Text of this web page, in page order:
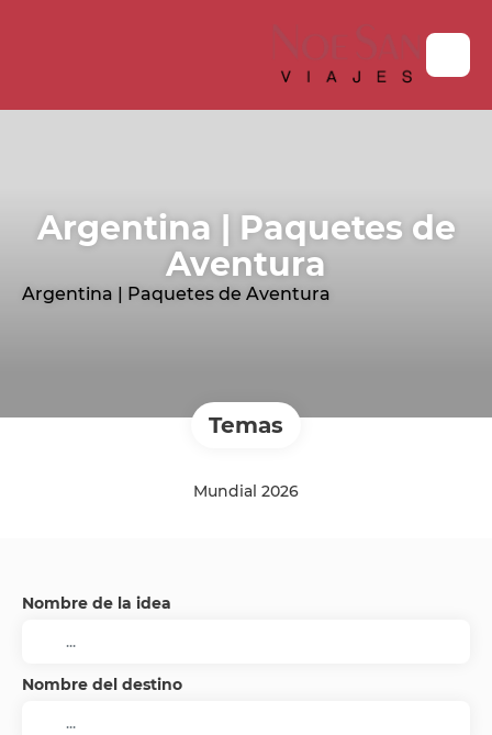
Argentina | Paquetes de
Aventura
Argentina | Paquetes de Aventura
Temas
Mundial 2026
Nombre de la idea
Nombre del destino